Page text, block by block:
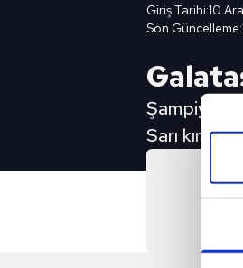
Giriş Tarihi:10
Son Güncelleme:
Sarı